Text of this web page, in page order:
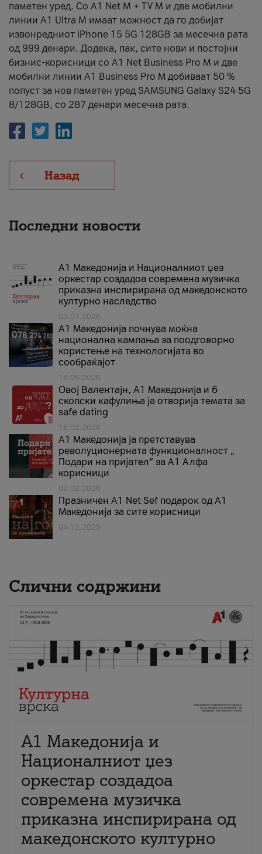
паметен уред. Со А1 Net M + TV M и две мобилни
линии A1 Ultra M имаат можност да го добијат
извонредниот iPhone 15 5G 128GB за месечна рата
од 999 денари. Додека, пак, сите нови и постојни
бизнис-корисници со А1 Net Business Pro M и две
мобилни линии А1 Business Pro М добиваат 50 %
попуст за нов паметен уред SAMSUNG Galaxy S24 5G
8/128GB, со 287 денари месечна рата.
Назад
Последни новости
А1 Македонија и Националниот џез
оркестар создадоа современа музичка
приказна инспирирана од македонското
културно наследство
03.07.2026
A1 Македонија почнува моќна
национална кампања за поодговорно
користење на технологијата во
сообраќајот
18.05.2026
Овој Валентајн, A1 Македонија и 6
скопски кафулиња ја отворија темата за
safe dating
16.02.2026
А1 Македонија ја претставува
револуционерната функционалност „
Подари на пријател“ за А1 Алфа
корисници
02.02.2026
Празничен A1 Net Sеf подарок од А1
Македонија за сите корисници
04.12.2025
Слични содржини
А1 Македонија и
Националниот џез
оркестар создадоа
современа музичка
приказна инспирирана од
македонското културно